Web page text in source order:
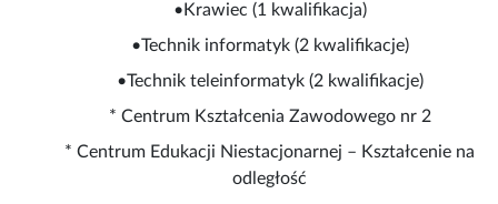
•Krawiec (1 kwalifikacja)
•Technik informatyk (2 kwalifikacje)
•Technik teleinformatyk (2 kwalifikacje)
* Centrum Kształcenia Zawodowego nr 2
* Centrum Edukacji Niestacjonarnej – Kształcenie na
odległość